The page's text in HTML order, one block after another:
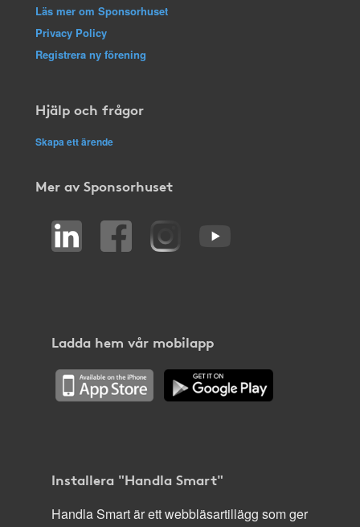
Läs mer om Sponsorhuset
Privacy Policy
Registrera ny förening
Hjälp och frågor
Skapa ett ärende
Mer av Sponsorhuset
Ladda hem vår mobilapp
Installera "Handla Smart"
Handla Smart är ett webbläsartillägg som ger